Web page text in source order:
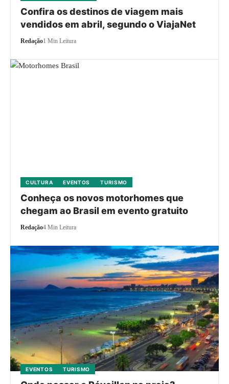
Confira os destinos de viagem mais
vendidos em abril, segundo o ViajaNet
Redação1 Min Leitura
CULTURA EVENTOS TURISMO
Conheça os novos motorhomes que
chegam ao Brasil em evento gratuito
Redação4 Min Leitura
EVENTOS TURISMO